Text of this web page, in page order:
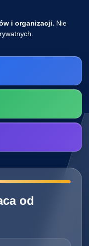
i organizacji. Nie
od